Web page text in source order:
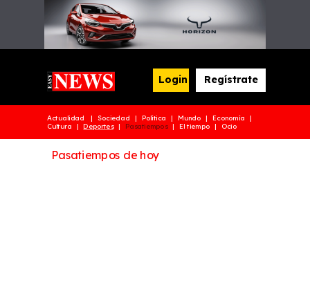
Actualidad | Sociedad | Política | Mundo | Economía |
Cultura |Deportes| Pasatiempos| El tiempo | Ocio
Regístrate
Login
Pasatiempos de hoy